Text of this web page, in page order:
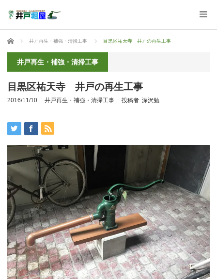
ホーム 井戸再生・補強・清掃工事 目黒区祐天寺 井戸の再生工事
井戸再生・補強・清掃工事
目黒区祐天寺 井戸の再生工事
2016/11/10 井戸再生・補強・清掃工事 投稿者: 深沢勉